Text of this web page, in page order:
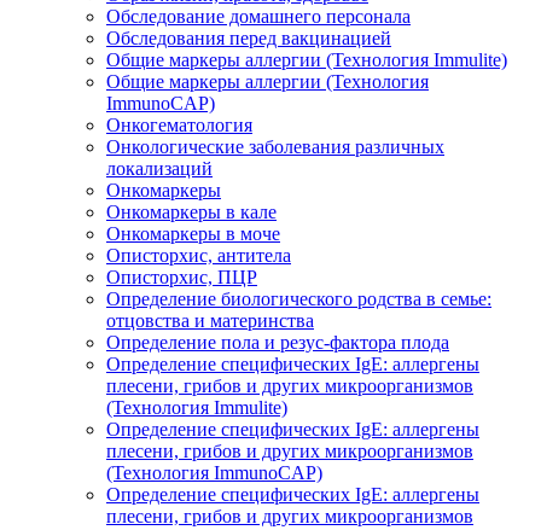
Обследование домашнего персонала
Обследования перед вакцинацией
Общие маркеры аллергии (Технология Immulite)
Общие маркеры аллергии (Технология
ImmunoCAP)
Онкогематология
Онкологические заболевания различных
локализаций
Онкомаркеры
Онкомаркеры в кале
Онкомаркеры в моче
Описторхис, антитела
Описторхис, ПЦР
Определение биологического родства в семье:
отцовства и материнства
Определение пола и резус-фактора плода
Определение специфических IgE: аллергены
плесени, грибов и других микроорганизмов
(Технология Immulite)
Определение специфических IgE: аллергены
плесени, грибов и других микроорганизмов
(Технология ImmunoCAP)
Определение специфических IgE: аллергены
плесени, грибов и других микроорганизмов